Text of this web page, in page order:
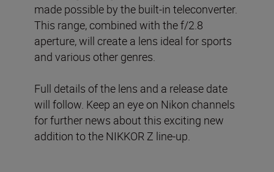
made possible by the built-in teleconverter.
This range, combined with the f/2.8
aperture, will create a lens ideal for sports
and various other genres.
Full details of the lens and a release date
will follow. Keep an eye on Nikon channels
for further news about this exciting new
addition to the NIKKOR Z line-up.